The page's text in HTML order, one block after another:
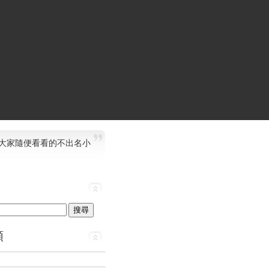
家隨便看看的不出名小